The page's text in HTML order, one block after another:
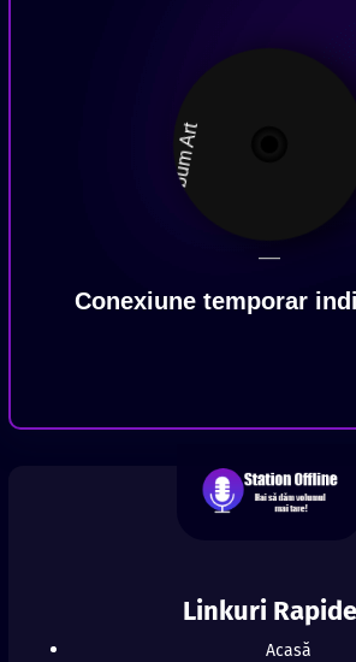
—
Conexiune temporar
Linkuri Rapide
Acasă